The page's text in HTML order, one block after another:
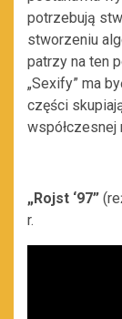
potrzebują
stworzeniu
patrzy na ten
„Sexify” ma
części
współczesnej
„Rojst ‘97”
r.